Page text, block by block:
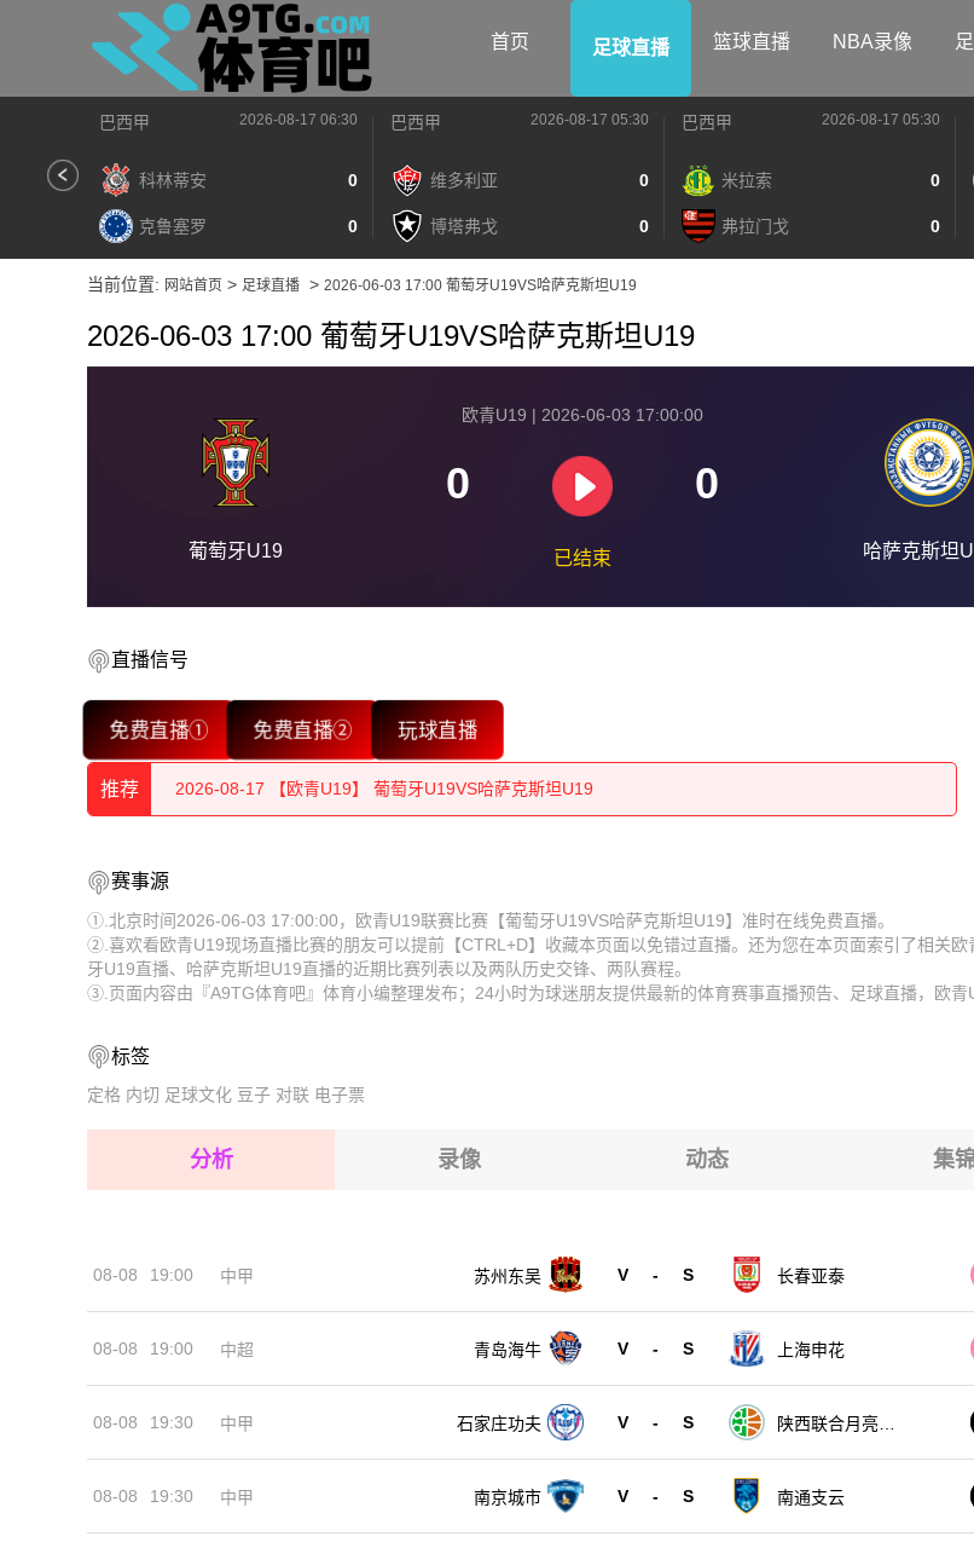
首页 足球直播 篮球直播 NBA录像
巴西甲 2026-08-17 06:30
科林蒂安 0
克鲁塞罗 0
巴西甲 2026-08-17 05:30
维多利亚 0
博塔弗戈 0
巴西甲 2026-08-17 05:30
米拉索 0
弗拉门戈 0
当前位置: 网站首页 > 足球直播 > 2026-06-03 17:00 葡萄牙U19VS哈萨克斯坦U19
2026-06-03 17:00 葡萄牙U19VS哈萨克斯坦U19
葡萄牙U19
欧青U19 | 2026-06-03 17:00:00
0 0
已结束 哈萨克斯坦
直播信号
免费直播① 免费直播② 玩球直播
推荐
2026-08-17 【欧青U19】 葡萄牙U19VS哈萨克斯坦U19
2026-08-17 【欧青U19】 葡萄牙U19VS哈萨克斯坦U19
2026-08-17 【欧青U19】 葡萄牙U19VS哈萨克斯坦U19
2026-08-17 【欧青U19】 葡萄牙U19VS哈萨克斯坦U19
2026-08-17 【欧青U19】 葡萄牙U19VS哈萨克斯坦U19
2026-08-17 【欧青U19】 葡萄牙U19VS哈萨克斯坦U19
2026-08-17 【欧青U19】 葡萄牙U19VS哈萨克斯坦U19
2026-08-17 【欧青U19】 葡萄牙U19VS哈萨克斯坦U19
2026-08-17 【欧青U19】 葡萄牙U19VS哈萨克斯坦U19
2026-08-17 【欧青U19】 葡萄牙U19VS哈萨克斯坦U19
2026-08-17 【欧青U19】 葡萄牙U19VS哈萨克斯坦U19
2026-08-17 【欧青U19】 葡萄牙U19VS哈萨克斯坦U19
赛事源
①.北京时间2026-06-03 17:00:00，欧青U19联赛比赛【葡萄牙U19VS哈萨克斯坦U19】准时在线免费直播。
②.喜欢看欧青U19现场直播比赛的朋友可以提前【CTRL+D】收藏本页面以免错过直播。还为您在本页面索引了相关欧
牙U19直播、哈萨克斯坦U19直播的近期比赛列表以及两队历史交锋、两队赛程。
③.页面内容由『A9TG体育吧』体育小编整理发布；24小时为球迷朋友提供最新的体育赛事直播预告、足球直播，欧青
标签
定格 内切 足球文化 豆子 对联 电子票
分析 录像 动态 集
08-08 19:00 中甲 苏州东吴 V - S 长春亚泰
08-08 19:00 中超 青岛海牛 V - S 上海申花
08-08 19:30 中甲 石家庄功夫 V - S
陕西联合月亮泊
08-08 19:30 中甲 南京城市 V - S 南通支云